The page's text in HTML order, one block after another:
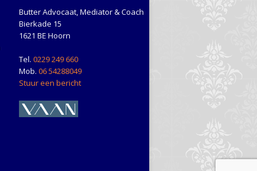
Butter Advocaat, Mediator & Coach
Bierkade 15
1621 BE Hoorn
Tel. 0229 249 660
Mob. 06 54288049
Stuur een bericht